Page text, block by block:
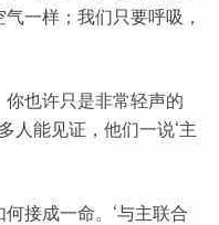
一样；我们只要呼吸，
也许只是非常轻声的
人能见证，他们一说‘主
接成一命。‘与主联合